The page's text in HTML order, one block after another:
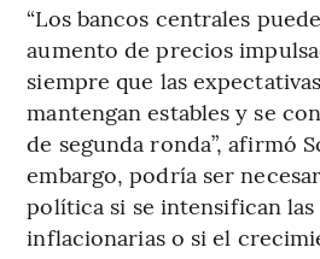
“Los bancos centrales
aumento de precios
siempre que las
mantengan estables y se
de segunda ronda”, afirmó
embargo, podría ser
política si se intensifican
inflacionarias o si el